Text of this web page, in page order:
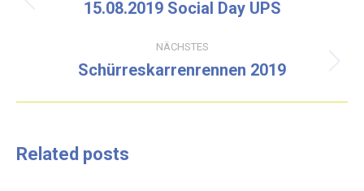
Vorheriger
15.08.2019 Social Day UPS
NÄCHSTES
Nächster
Schürreskarrenrennen 2019
Related posts